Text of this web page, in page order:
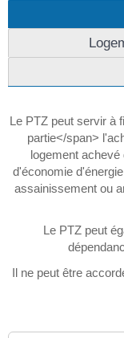
Le PTZ peut servir à
partie</span>
logement
d'économie
assainissement ou
Le PTZ peut
Il ne peut être